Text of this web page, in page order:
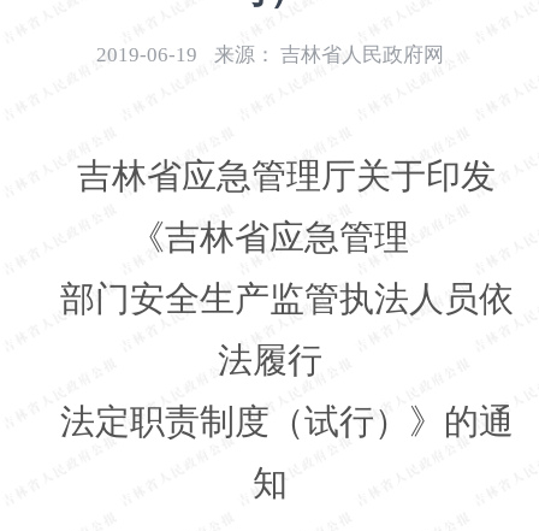
2019-06-19 来源： 吉林省人民政府网
吉林省应急管理厅关于印发
《吉林省应急管理
部门安全生产监管执法人员依
法履行
法定职责制度（试行）》的通
知